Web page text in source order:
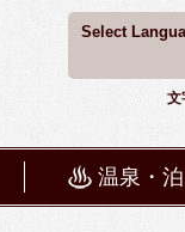
Select
文
温泉・